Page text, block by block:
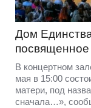
Дом
В концертном
мая в 15:00
матери, под
сначала…»,